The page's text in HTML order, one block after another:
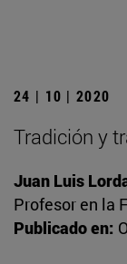
24 | 10 | 2020
Tradición y
Juan Luis
Profesor en la
Publicado en: